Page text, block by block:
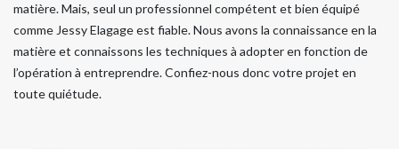
matière. Mais, seul un professionnel compétent et bien équipé
comme Jessy Elagage est fiable. Nous avons la connaissance en la
matière et connaissons les techniques à adopter en fonction de
l’opération à entreprendre. Confiez-nous donc votre projet en
toute quiétude.